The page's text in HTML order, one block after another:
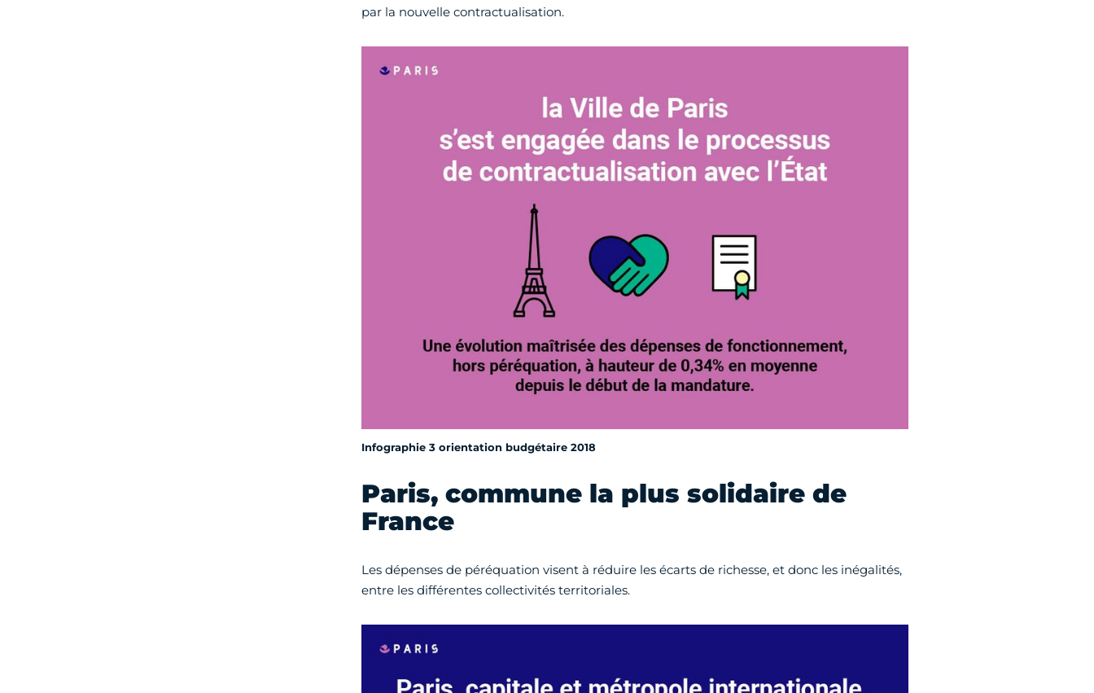
par la nouvelle contractualisation.
Infographie 3 orientation budgétaire 2018
Paris, commune la plus solidaire de
France
Les dépenses de péréquation visent à réduire les écarts de richesse, et donc les inégalités,
entre les différentes collectivités territoriales.